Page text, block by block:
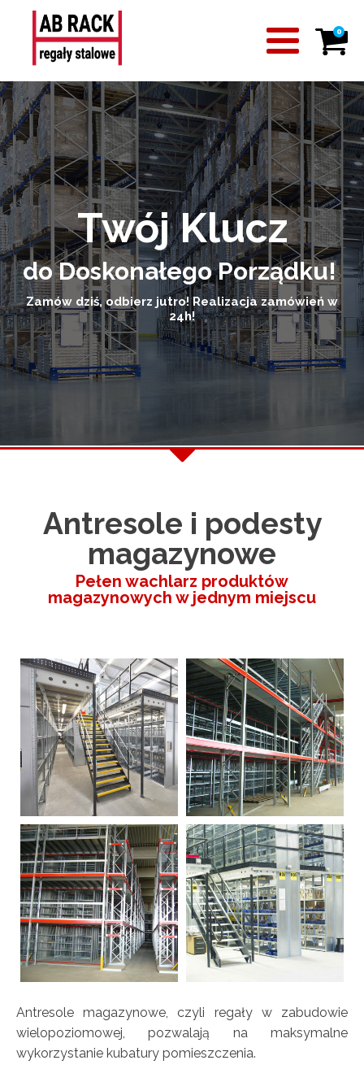
0
Twój Klucz
do Doskonałego Porządku!
Zamów dziś, odbierz jutro! Realizacja zamówień w
24h!
Antresole i podesty
magazynowe
Pełen wachlarz produktów
magazynowych w jednym miejscu
Antresole magazynowe, czyli regały w zabudowie
wielopoziomowej, pozwalają na maksymalne
wykorzystanie kubatury pomieszczenia.